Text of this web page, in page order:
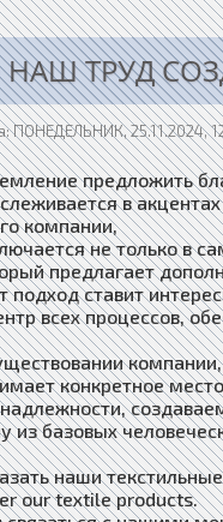
ТРУД
ПОНЕДЕЛЬНИК, 25.11.2024,
предложить
в
компании,
не только в
предлагает
подход ставит
всех процессов,
конкретное
из базовых
наши
our textile products.